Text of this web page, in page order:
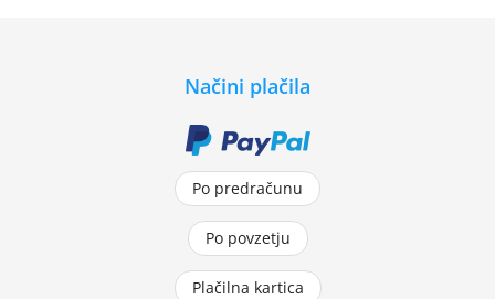
Načini plačila
Po predračunu
Po povzetju
Plačilna kartica